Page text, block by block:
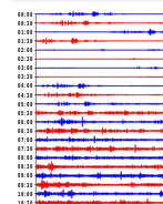
00:00
00:30
01:00
01:30
02:00
02:30
03:00
03:30
04:00
04:30
05:00
05:30
06:00
06:30
07:00
07:30
08:00
08:30
09:00
09:30
10:00